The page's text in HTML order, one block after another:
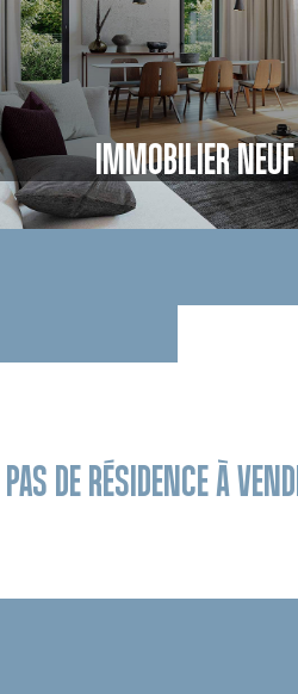
IMMOBILIER
PAS DE RÉSIDENCE À